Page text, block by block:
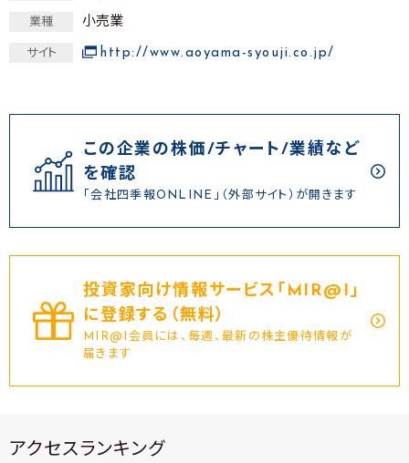
業種 小売業
サイト http://www.aoyama-syouji.co.jp/
この企業の株価/チャート/業績など
を確認
「会社四季報ONLINE」（外部サイト）が開きます
投資家向け情報サービス｢MIR@I｣
に登録する（無料）
MIR@I会員には、毎週、最新の株主優待情報が
届きます
アクセスランキング